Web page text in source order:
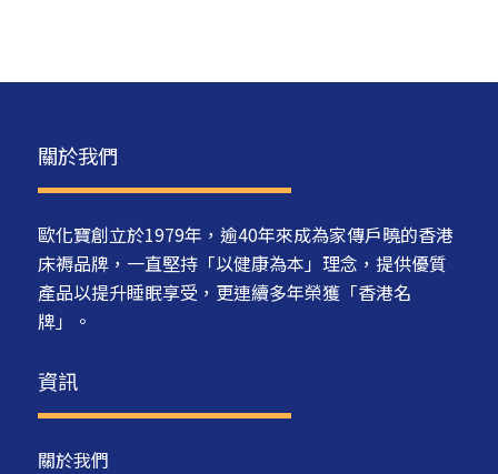
關於我們
歐化寶創立於1979年，逾40年來成為家傳戶曉的香港
床褥品牌，一直堅持「以健康為本」理念，提供優質
產品以提升睡眠享受，更連續多年榮獲「香港名
牌」。
資訊
關於我們